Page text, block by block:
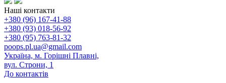
Наші контакти
+380 (96) 167-41-88
+380 (93) 018-56-92
+380 (95) 763-81-32
poops.pl.ua@gmail.com
Україна, м. Горішні Плавні,
вул. Строни, 1
До контактів